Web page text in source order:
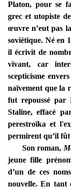
Platon, pour se
grec et utopiste de
œuvre n’eut pas
soviétique. Né en
il écrivit de
vivant, car
scepticisme
naïvement que la
fut repoussé
Staline, effacé
perestroïka et
permirent qu’il
Son roman,
jeune fille
d’un de ces
nouvelle. En tant